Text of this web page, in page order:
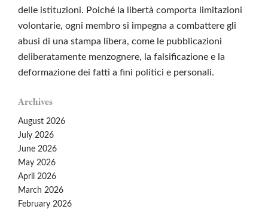
delle istituzioni. Poiché la libertà comporta limitazioni
volontarie, ogni membro si impegna a combattere gli
abusi di una stampa libera, come le pubblicazioni
deliberatamente menzognere, la falsificazione e la
deformazione dei fatti a fini politici e personali.
Archives
August 2026
July 2026
June 2026
May 2026
April 2026
March 2026
February 2026